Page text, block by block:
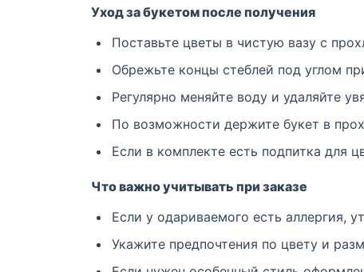
Уход за букетом после получения
Поставьте цветы в чистую вазу с
Обрежьте концы стеблей под углом
Регулярно меняйте воду и удаляйте
По возможности держите букет в
Если в комплекте есть подпитка для
Что важно учитывать при заказе
Если у одариваемого есть аллергия,
Укажите предпочтения по цвету и